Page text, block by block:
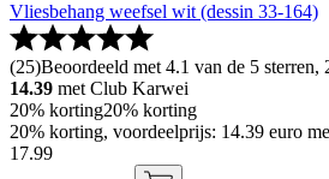
Vliesbehang weefsel wit (dessin 33-164)
(25)Beoordeeld met 4.1 van de 5 sterren,
14.39 met Club Karwei
20% korting20% korting
20% korting, voordeelprijs: 14.39 euro
17.99